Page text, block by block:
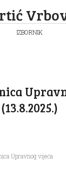
IZBORNIK
(13.8.2025.)
Upravnog vijeća